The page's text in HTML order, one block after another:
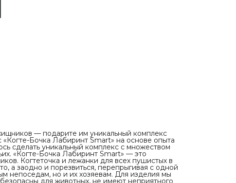
— подарите им уникальный комплекс
Бочка Лабиринт Smart» на основе опыта
сделать уникальный комплекс с множеством
«Когте-Бочка Лабиринт Smart» — это
Когтеточка и лежанки для всех пушистых в
а заодно и порезвиться, перепрыгивая с одной
непоседам, но и их хозяевам. Для изделия мы
для животных, не имеют неприятного